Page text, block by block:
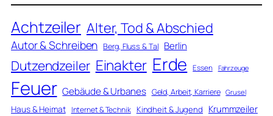
Achtzeiler Alter, Tod & Abschied
Autor & Schreiben Berg, Fluss & Tal Berlin
Dutzendzeiler Einakter Erde Essen Fahrzeuge
Feuer Gebäude & Urbanes Geld, Arbeit, Karriere Grusel
Haus & Heimat Internet & Technik Kindheit & Jugend Krummzeiler